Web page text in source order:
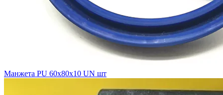
Манжета PU 60х80х10 UN шт